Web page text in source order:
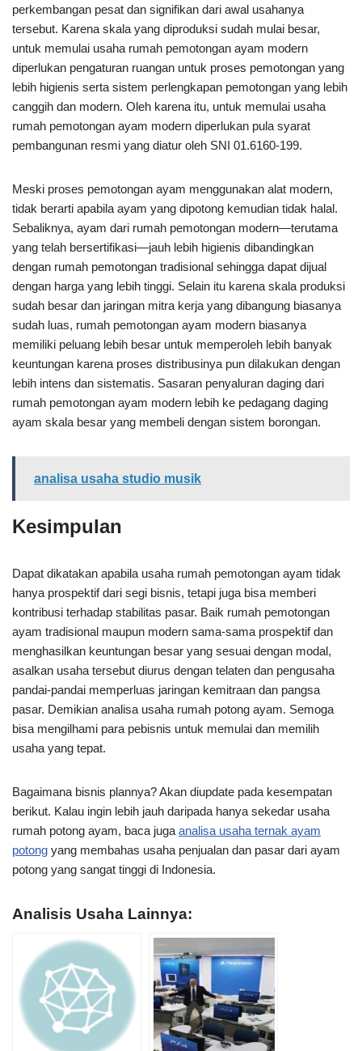
perkembangan pesat dan signifikan dari awal usahanya
tersebut. Karena skala yang diproduksi sudah mulai besar,
untuk memulai usaha rumah pemotongan ayam modern
diperlukan pengaturan ruangan untuk proses pemotongan yang
lebih higienis serta sistem perlengkapan pemotongan yang lebih
canggih dan modern. Oleh karena itu, untuk memulai usaha
rumah pemotongan ayam modern diperlukan pula syarat
pembangunan resmi yang diatur oleh SNI 01.6160-199.
Meski proses pemotongan ayam menggunakan alat modern,
tidak berarti apabila ayam yang dipotong kemudian tidak halal.
Sebaliknya, ayam dari rumah pemotongan modern—terutama
yang telah bersertifikasi—jauh lebih higienis dibandingkan
dengan rumah pemotongan tradisional sehingga dapat dijual
dengan harga yang lebih tinggi. Selain itu karena skala produksi
sudah besar dan jaringan mitra kerja yang dibangung biasanya
sudah luas, rumah pemotongan ayam modern biasanya
memiliki peluang lebih besar untuk memperoleh lebih banyak
keuntungan karena proses distribusinya pun dilakukan dengan
lebih intens dan sistematis. Sasaran penyaluran daging dari
rumah pemotongan ayam modern lebih ke pedagang daging
ayam skala besar yang membeli dengan sistem borongan.
analisa usaha studio musik
Kesimpulan
Dapat dikatakan apabila usaha rumah pemotongan ayam tidak
hanya prospektif dari segi bisnis, tetapi juga bisa memberi
kontribusi terhadap stabilitas pasar. Baik rumah pemotongan
ayam tradisional maupun modern sama-sama prospektif dan
menghasilkan keuntungan besar yang sesuai dengan modal,
asalkan usaha tersebut diurus dengan telaten dan pengusaha
pandai-pandai memperluas jaringan kemitraan dan pangsa
pasar. Demikian analisa usaha rumah potong ayam. Semoga
bisa mengilhami para pebisnis untuk memulai dan memilih
usaha yang tepat.
Bagaimana bisnis plannya? Akan diupdate pada kesempatan
berikut. Kalau ingin lebih jauh daripada hanya sekedar usaha
rumah potong ayam, baca juga analisa usaha ternak ayam
potong yang membahas usaha penjualan dan pasar dari ayam
potong yang sangat tinggi di Indonesia.
Analisis Usaha Lainnya: